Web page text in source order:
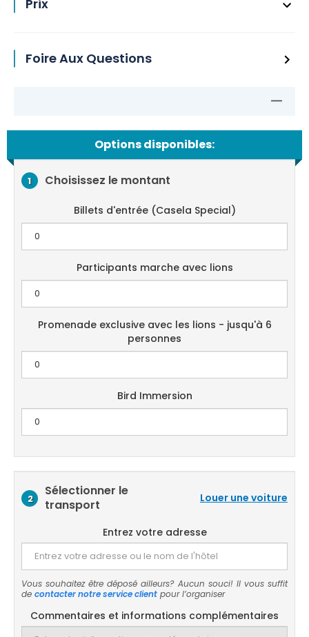
Prix
Foire Aux Questions
Options disponibles:
1 Choisissez le montant
Billets d'entrée (Casela Special)
Participants marche avec lions
Promenade exclusive avec les lions - jusqu'à 6
personnes
Bird Immersion
2
Sélectionner le
transport
Louer une voiture
Entrez votre adresse
Vous souhaitez être déposé ailleurs? Aucun souci! Il vous suffit
de contacter notre service client pour l’organiser
Commentaires et informations complémentaires